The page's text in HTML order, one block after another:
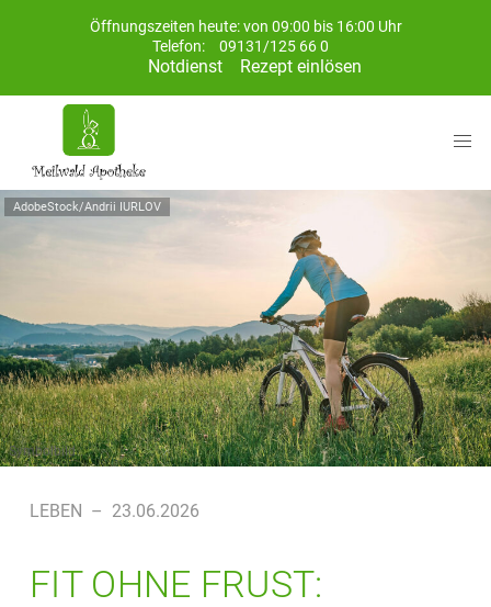
Öffnungszeiten heute: von 09:00 bis 16:00 Uhr
Telefon:
09131/125 66 0
Notdienst Rezept einlösen
AdobeStock/Andrii IURLOV
Symbolbild
LEBEN – 23.06.2026
FIT OHNE FRUST: